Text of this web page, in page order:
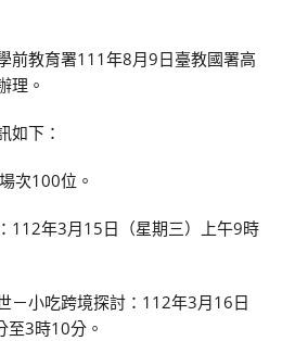
前教育署111年8月9日臺教國署高
理。
如下：
次100位。
112年3月15日（星期三）上午9時
－小吃跨境探討：112年3月16日
至3時10分。